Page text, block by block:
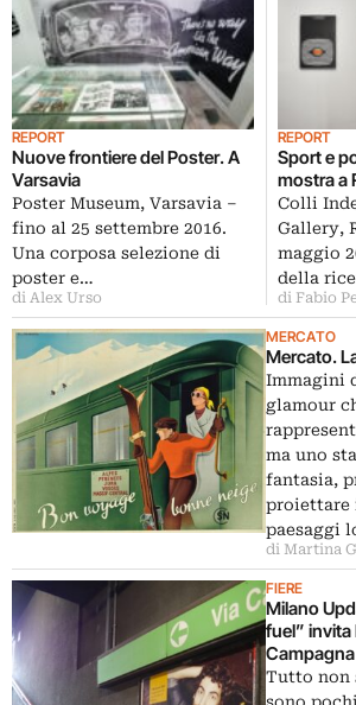
REPORT
Nuove frontiere del Poster. A
Varsavia
Poster Museum, Varsavia –
fino al 25 settembre 2016.
Una corposa selezione di
poster e…
di Alex Urso
REPORT
Sport e
mostra a
Colli
Gallery,
maggio
della
di Fabio
MERCATO
Mercato.
Immagini
glamour
ma uno
fantasia,
proiettare
paesaggi
di Martina
FIERE
Milano
fuel” invita
mezzi
Tutto non
sono